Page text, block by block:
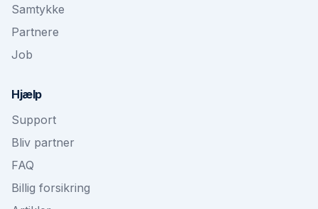
Samtykke
Partnere
Job
Hjælp
Support
Bliv partner
FAQ
Billig forsikring